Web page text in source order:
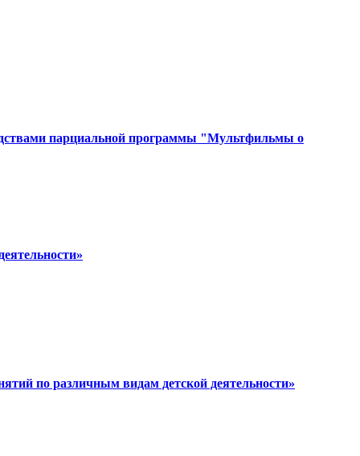
парциальной программы "Мультфильмы о
по различным видам детской деятельности»